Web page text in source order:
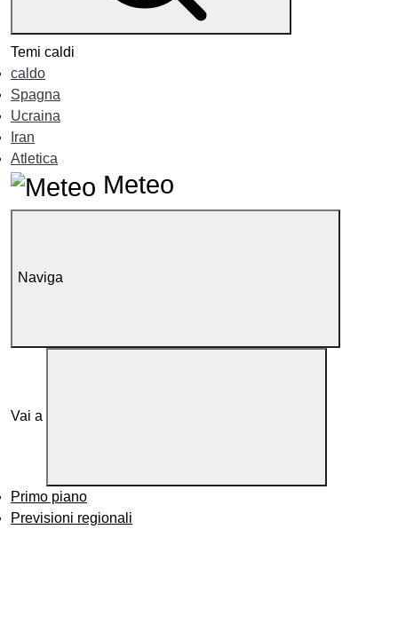
Temi caldi
caldo
Spagna
Ucraina
Iran
Atletica
Meteo
Naviga
Vai a
Primo piano
Previsioni regionali